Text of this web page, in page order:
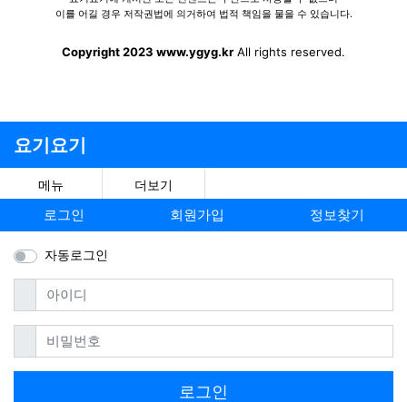
이를 어길 경우 저작권법에 의거하여 법적 책임을 물을 수 있습니다.
Copyright 2023 www.ygyg.kr All rights reserved.
요기요기
메뉴 더보기
로그인 회원가입 정보찾기
자동로그인
아이디필수
비밀번호필수
로그인